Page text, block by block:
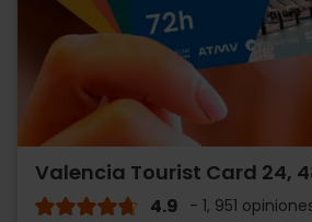
Valencia Tourist Card 24,
4.9 - 1, 951